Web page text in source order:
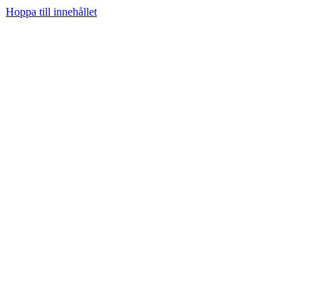
Hoppa till innehållet